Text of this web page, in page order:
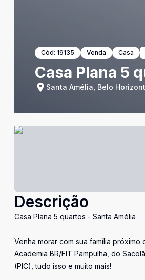
Cód: 19135 Venda Casa
Casa Plana 5
Santa Amélia, Belo
Descrição
Casa Plana 5 quartos - Santa Amélia
Venha morar com sua família
Academia BR/FIT Pampulha, do
(PIC), tudo isso e muito mais!